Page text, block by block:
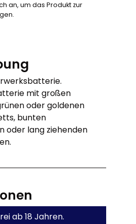
an, um das Produkt zur
mit großen
oder goldenen
bunten
oder lang ziehenden
ab 18 Jahren.